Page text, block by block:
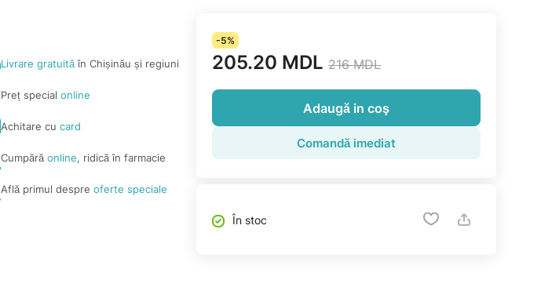
Livrare gratuităîn Chișinău și regiuni
Preț specialonline
Achitare cucard
Cumpărăonline, ridică în farmacie
Află primul despreoferte speciale
-5%
205.20 MDL 216 MDL
Adaugă in coş
Comandă imediat
În stoc